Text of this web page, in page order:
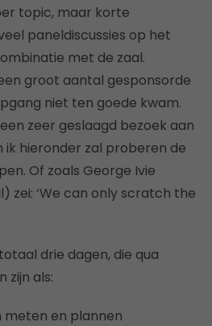
topic, maar korte
paneldiscussies op het
met de zaal.
groot aantal gesponsorde
niet ten goede kwam.
zeer geslaagd bezoek aan
hieronder zal proberen de
Of zoals George Ivie
zei: ‘We can only scratch the
drie dagen, die qua
zijn als:
meten en plannen